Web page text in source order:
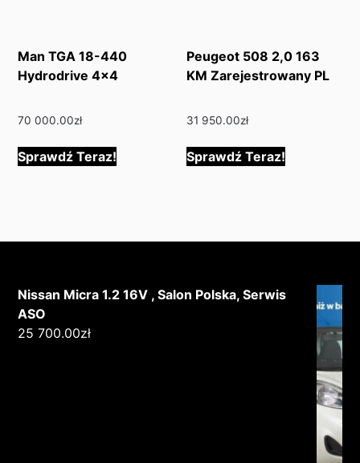
Man TGA 18-440
Hydrodrive 4×4
70 000.00zł
Sprawdź Teraz!
Peugeot 508 2,0 163
KM Zarejestrowany PL
31 950.00zł
Sprawdź Teraz!
Nissan Micra 1.2 16V , Salon Polska, Serwis
ASO
25 700.00zł